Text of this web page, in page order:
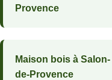
Provence
Maison bois à Salon-
de-Provence